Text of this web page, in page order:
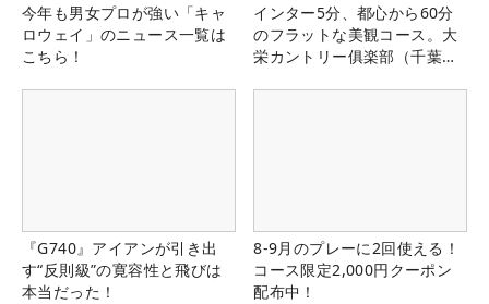
今年も男女プロが強い「キャ
ロウェイ」のニュース一覧は
こちら！
インター5分、都心から60分
のフラットな美観コース。大
栄カントリー俱楽部（千葉
『G740』アイアンが引き出
す“反則級”の寛容性と飛びは
本当だった！
8-9月のプレーに2回使える！
コース限定2,000円クーポン
配布中！